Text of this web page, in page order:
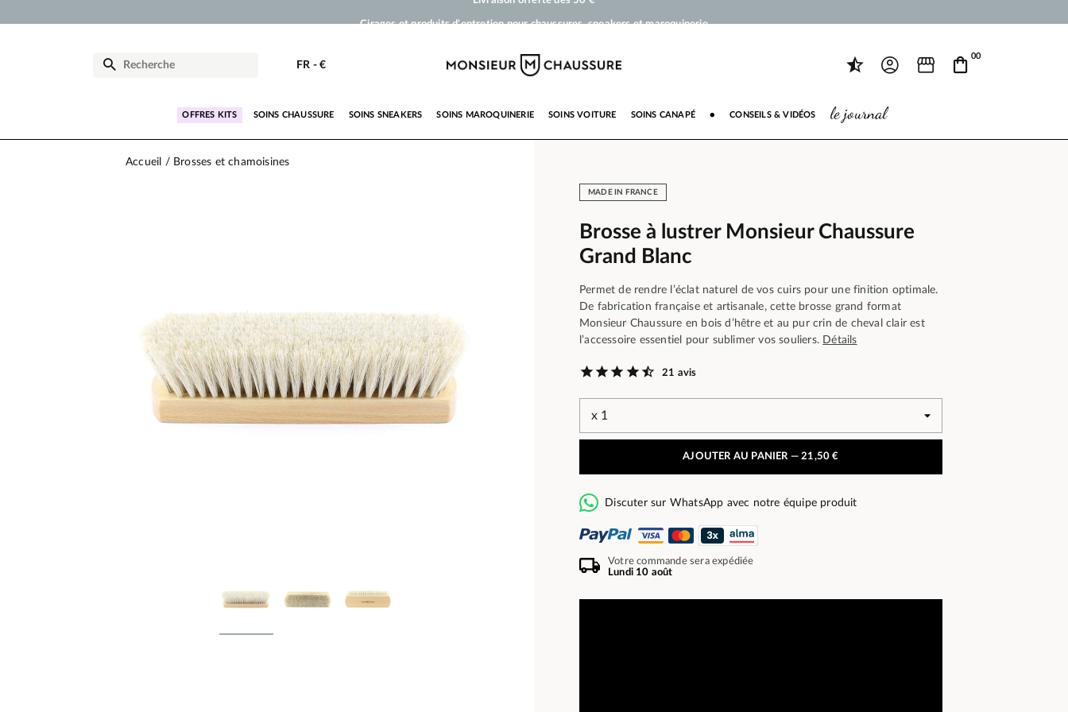
Paiement en 3x 4x par carte bancaire dès 50 €
FR - €
00
OFFRES KITS SOINS CHAUSSURE SOINS SNEAKERS SOINS MAROQUINERIE SOINS VOITURE SOINS CANAPÉ ● CONSEILS & VIDÉOS le journal
Accueil Brosses et chamoisines
MADE IN FRANCE
Brosse à lustrer Monsieur Chaussure
Grand Blanc
Permet de rendre l’éclat naturel de vos cuirs pour une finition optimale.
De fabrication française et artisanale, cette brosse grand format
Monsieur Chaussure en bois d’hêtre et au pur crin de cheval clair est
l’accessoire essentiel pour sublimer vos souliers. Détails
21 avis
AJOUTER AU PANIER —21,50 €
Discuter sur WhatsApp avec notre équipe produit
Votre commande sera expédiée
Lundi 10 août